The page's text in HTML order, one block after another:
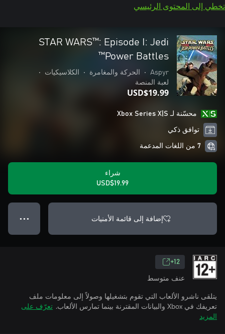
تخطي إلى المحتوى الرئيسي
STAR WARS™: Episode I: Jedi
Power Battles™
Aspyr
• الحركة والمغامرة • الكلاسيكيات
•
لعبة المنصة
USD$19.99
محسّنة لـ Xbox Series X|S
توافق ذكي
7 من اللغات المدعمة
شراء
USD$19.99
إضافة إلى قائمة الأمنيات ● ● ●
12+
عنف متوسط
يتلقى ناشرو الألعاب التي تقوم بتشغيلها وصولاً إلى معلومات ملف
تعريفك في Xbox والبيانات المقترنة بينما تمارس الألعاب.
تعرّف على
المزيد